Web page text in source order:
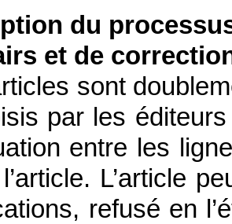
du
et de
sont
par les
entre les
L’article
refusé en